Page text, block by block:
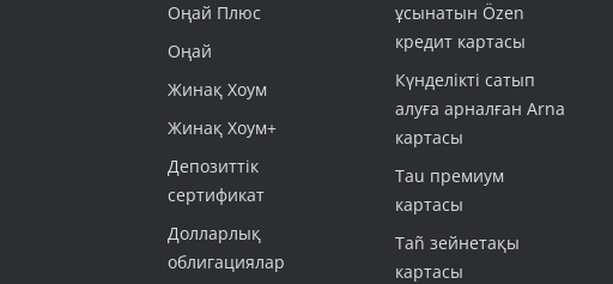
Оңай Плюс
Оңай
Жинақ Хоум
Жинақ Хоум+
Депозиттік
сертификат
Долларлық
облигациялар
ұсынатын Özen
кредит картасы
Күнделікті сатып
алуға арналған Arna
картасы
Tau премиум
картасы
Tañ зейнетақы
картасы